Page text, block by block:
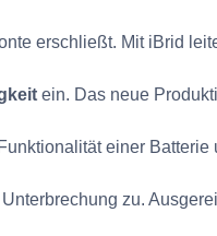
erschließt. Mit iBrid
ein. Das neue
einer
zu.